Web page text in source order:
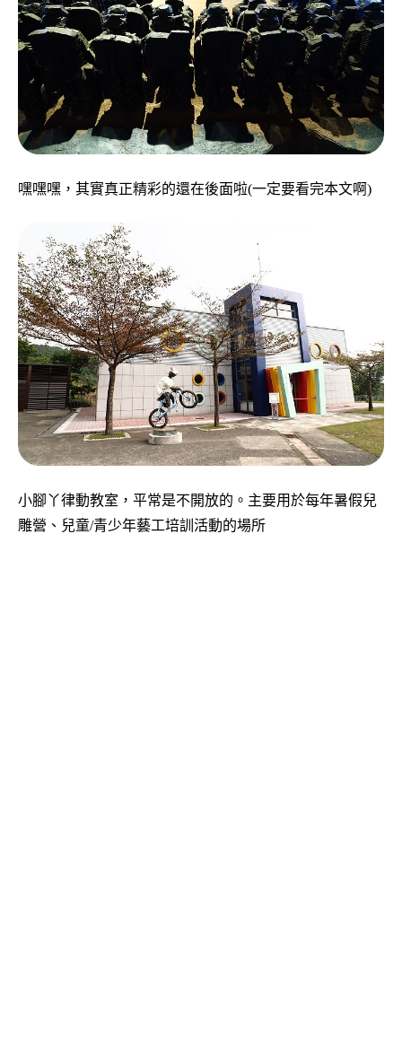
嘿嘿嘿，其實真正精彩的還在後面啦(一定要看完本文啊)
小腳丫律動教室，平常是不開放的。主要用於每年暑假兒
雕營、兒童/青少年藝工培訓活動的場所